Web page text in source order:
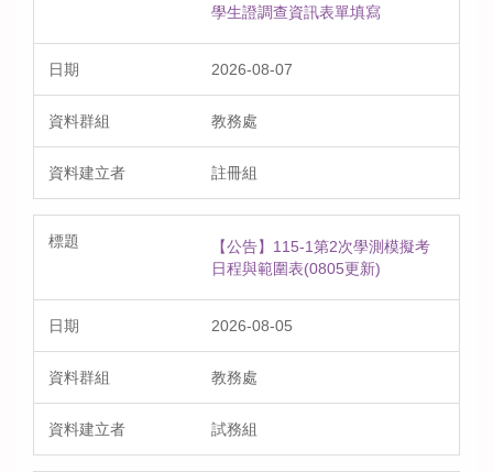
學生證調查資訊表單填寫
2026-08-07
教務處
註冊組
【公告】115-1第2次學測模擬考
日程與範圍表(0805更新)
2026-08-05
教務處
試務組